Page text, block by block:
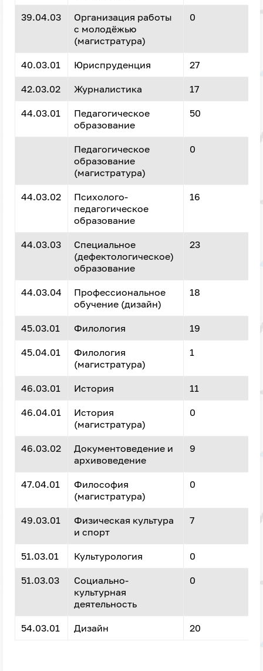
39.04.03
Организация работы
с молодёжью
(магистратура)
0
40.03.01 Юриспруденция 27
42.03.02 Журналистика 17
44.03.01
Педагогическое
образование
50
Педагогическое
образование
(магистратура)
0
44.03.02
Психолого-
педагогическое
образование
16
44.03.03
Специальное
(дефектологическое)
образование
23
44.03.04
Профессиональное
обучение (дизайн)
18
45.03.01 Филология 19
45.04.01
Филология
(магистратура)
1
46.03.01 История 11
46.04.01
История
(магистратура)
0
46.03.02
Документоведение и
архивоведение
9
47.04.01
Философия
(магистратура)
0
49.03.01
Физическая культура
и спорт
7
51.03.01 Культурология 0
51.03.03
Социально-
культурная
деятельность
0
54.03.01 Дизайн 20